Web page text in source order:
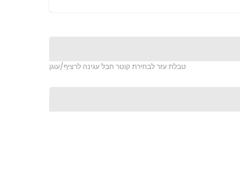
טבלת עזר לבחירת קוטר חבל עגינה לרציף/עוגן